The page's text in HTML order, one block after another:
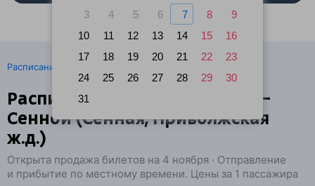
3
4 5 6 7 8
9
10
11 12 13 14 15
16
17
18 19 20 21 22
23
24
25 26 27 28 29
30
31
Расписание поездов
Расписание поездов Танхой —
Сенной (Сенная, Приволжская
ж.д.)
Открыта продажа билетов на 4 ноября · Отправление
и прибытие по местному времени. Цены за 1 пассажира